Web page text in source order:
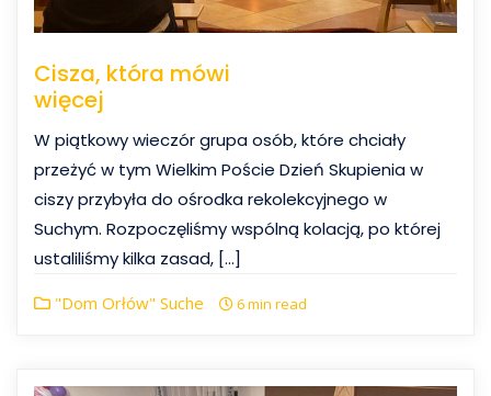
Cisza, która mówi
więcej
W piątkowy wieczór grupa osób, które chciały
przeżyć w tym Wielkim Poście Dzień Skupienia w
ciszy przybyła do ośrodka rekolekcyjnego w
Suchym. Rozpoczęliśmy wspólną kolacją, po której
ustaliliśmy kilka zasad, […]
"Dom Orłów" Suche 6 min read